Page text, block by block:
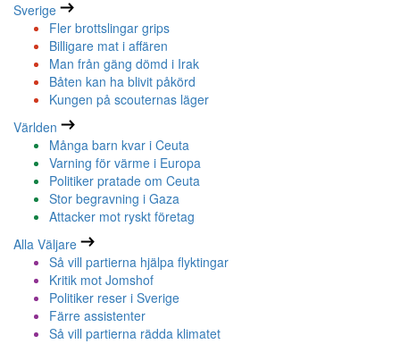
Sverige
Fler brottslingar grips
Billigare mat i affären
Man från gäng dömd i Irak
Båten kan ha blivit påkörd
Kungen på scouternas läger
Världen
Många barn kvar i Ceuta
Varning för värme i Europa
Politiker pratade om Ceuta
Stor begravning i Gaza
Attacker mot ryskt företag
Alla Väljare
Så vill partierna hjälpa flyktingar
Kritik mot Jomshof
Politiker reser i Sverige
Färre assistenter
Så vill partierna rädda klimatet